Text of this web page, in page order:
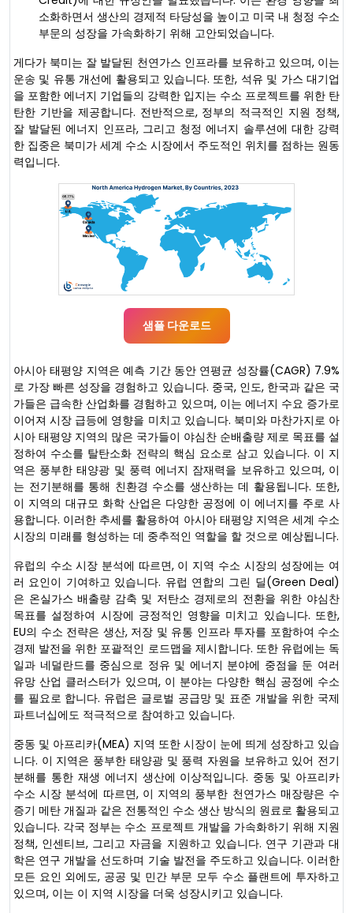
소화하면서 생산의 경제적 타당성을 높이고 미국 내 청정 수소
부문의 성장을 가속화하기 위해 고안되었습니다.
게다가 북미는 잘 발달된 천연가스 인프라를 보유하고 있으며, 이는
운송 및 유통 개선에 활용되고 있습니다. 또한, 석유 및 가스 대기업
을 포함한 에너지 기업들의 강력한 입지는 수소 프로젝트를 위한 탄
탄한 기반을 제공합니다. 전반적으로, 정부의 적극적인 지원 정책,
잘 발달된 에너지 인프라, 그리고 청정 에너지 솔루션에 대한 강력
한 집중은 북미가 세계 수소 시장에서 주도적인 위치를 점하는 원동
력입니다.
샘플 다운로드
아시아 태평양 지역은 예측 기간 동안 연평균 성장률(CAGR) 7.9%
로 가장 빠른 성장을 경험하고 있습니다. 중국, 인도, 한국과 같은 국
가들은 급속한 산업화를 경험하고 있으며, 이는 에너지 수요 증가로
이어져 시장 급등에 영향을 미치고 있습니다. 북미와 마찬가지로 아
시아 태평양 지역의 많은 국가들이 야심찬 순배출량 제로 목표를 설
정하여 수소를 탈탄소화 전략의 핵심 요소로 삼고 있습니다. 이 지
역은 풍부한 태양광 및 풍력 에너지 잠재력을 보유하고 있으며, 이
는 전기분해를 통해 친환경 수소를 생산하는 데 활용됩니다. 또한,
이 지역의 대규모 화학 산업은 다양한 공정에 이 에너지를 주로 사
용합니다. 이러한 추세를 활용하여 아시아 태평양 지역은 세계 수소
시장의 미래를 형성하는 데 중추적인 역할을 할 것으로 예상됩니다.
유럽의 수소 시장 분석에 따르면, 이 지역 수소 시장의 성장에는 여
러 요인이 기여하고 있습니다. 유럽 연합의 그린 딜(Green Deal)
은 온실가스 배출량 감축 및 저탄소 경제로의 전환을 위한 야심찬
목표를 설정하여 시장에 긍정적인 영향을 미치고 있습니다. 또한,
EU의 수소 전략은 생산, 저장 및 유통 인프라 투자를 포함하여 수소
경제 발전을 위한 포괄적인 로드맵을 제시합니다. 또한 유럽에는 독
일과 네덜란드를 중심으로 정유 및 에너지 분야에 중점을 둔 여러
유망 산업 클러스터가 있으며, 이 분야는 다양한 핵심 공정에 수소
를 필요로 합니다. 유럽은 글로벌 공급망 및 표준 개발을 위한 국제
파트너십에도 적극적으로 참여하고 있습니다.
중동 및 아프리카(MEA) 지역 또한 시장이 눈에 띄게 성장하고 있습
니다. 이 지역은 풍부한 태양광 및 풍력 자원을 보유하고 있어 전기
분해를 통한 재생 에너지 생산에 이상적입니다. 중동 및 아프리카
수소 시장 분석에 따르면, 이 지역의 풍부한 천연가스 매장량은 수
증기 메탄 개질과 같은 전통적인 수소 생산 방식의 원료로 활용되고
있습니다. 각국 정부는 수소 프로젝트 개발을 가속화하기 위해 지원
정책, 인센티브, 그리고 자금을 지원하고 있습니다. 연구 기관과 대
학은 연구 개발을 선도하며 기술 발전을 주도하고 있습니다. 이러한
모든 요인 외에도, 공공 및 민간 부문 모두 수소 플랜트에 투자하고
있으며, 이는 이 지역 시장을 더욱 성장시키고 있습니다.